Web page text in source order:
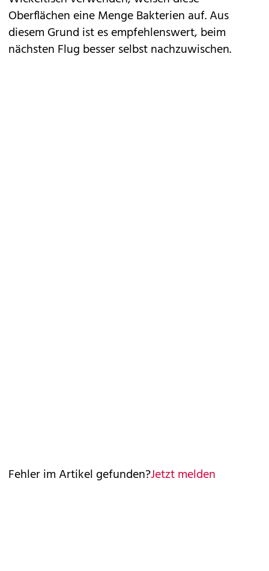
Oberflächen eine Menge Bakterien auf. Aus
diesem Grund ist es empfehlenswert, beim
nächsten Flug besser selbst nachzuwischen.
Fehler im Artikel gefunden?Jetzt melden